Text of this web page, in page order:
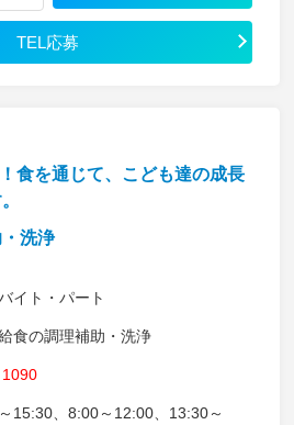
TEL応募
食を通じて、こども達の成長
洗浄
イト・パート
食の調理補助・洗浄
15:30、8:00～12:00、13:30～